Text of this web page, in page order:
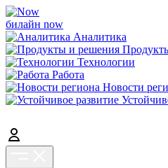
билайн now
Аналитика
Технологии
Работа
Новости